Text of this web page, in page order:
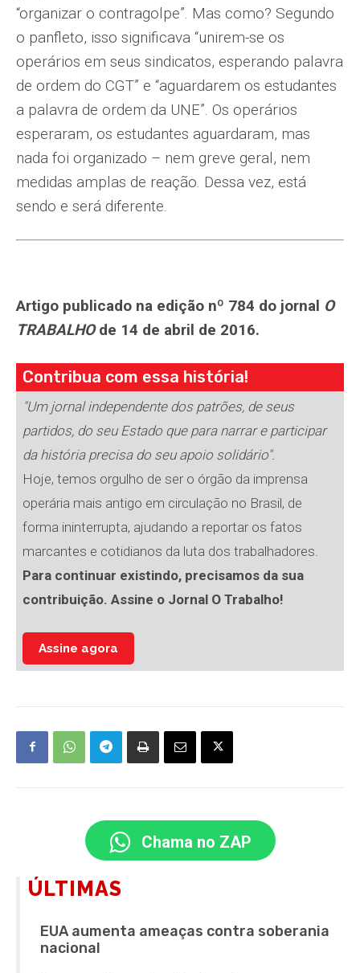
“organizar o contragolpe”. Mas como? Segundo
o panfleto, isso significava “unirem-se os
operários em seus sindicatos, esperando palavra
de ordem do CGT” e “aguardarem os estudantes
a palavra de ordem da UNE”. Os operários
esperaram, os estudantes aguardaram, mas
nada foi organizado – nem greve geral, nem
medidas amplas de reação. Dessa vez, está
sendo e será diferente.
Artigo publicado na edição nº 784 do jornal O
TRABALHOde 14 de abril de 2016.
Contribua com essa história!
"Um jornal independente dos patrões, de seus
partidos, do seu Estado que para narrar e participar
da história precisa do seu apoio solidário".
Hoje, temos orgulho de ser o órgão da imprensa
operária mais antigo em circulação no Brasil, de
forma ininterrupta, ajudando a reportar os fatos
marcantes e cotidianos da luta dos trabalhadores.
Para continuar existindo, precisamos da sua
contribuição. Assine o Jornal O Trabalho!
Assine agora
Chama no ZAP
ÚLTIMAS
EUA aumenta ameaças contra soberania
nacional